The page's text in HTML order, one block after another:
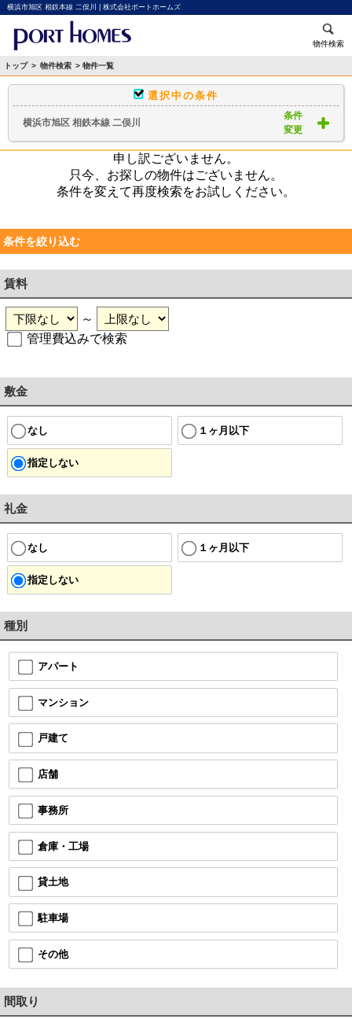
横浜市旭区 相鉄本線 二俣川 | 株式会社ポートホームズ
物件検索
トップ > 物件検索 > 物件一覧
選択中の条件
横浜市旭区 相鉄本線 二俣川
条件
変更
申し訳ございません。
只今、お探しの物件はございません。
条件を変えて再度検索をお試しください。
条件を絞り込む
賃料
～
管理費込みで検索
敷金
なし １ヶ月以下
指定しない
礼金
なし １ヶ月以下
指定しない
種別
アパート
マンション
戸建て
店舗
事務所
倉庫・工場
貸土地
駐車場
その他
間取り